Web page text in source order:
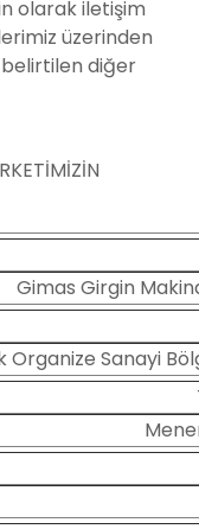
olarak iletişim
üzerinden
diğer
Gimas Girgin
Sanayi